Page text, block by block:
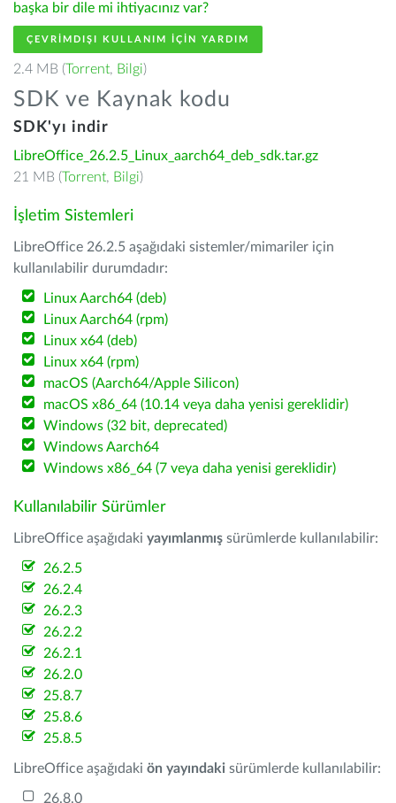
başka bir dile mi ihtiyacınız var?
ÇEVRIMDIŞI KULLANIM IÇIN YARDIM
2.4 MB (Torrent, Bilgi)
SDK ve Kaynak kodu
SDK'yı indir
LibreOffice_26.2.5_Linux_aarch64_deb_sdk.tar.gz
21 MB (Torrent, Bilgi)
İşletim Sistemleri
LibreOffice 26.2.5 aşağıdaki sistemler/mimariler için
kullanılabilir durumdadır:
Linux Aarch64 (deb)
Linux Aarch64 (rpm)
Linux x64 (deb)
Linux x64 (rpm)
macOS (Aarch64/Apple Silicon)
macOS x86_64 (10.14 veya daha yenisi gereklidir)
Windows (32 bit, deprecated)
Windows Aarch64
Windows x86_64 (7 veya daha yenisi gereklidir)
Kullanılabilir Sürümler
LibreOffice aşağıdaki yayımlanmış sürümlerde kullanılabilir:
26.2.5
26.2.4
26.2.3
26.2.2
26.2.1
26.2.0
25.8.7
25.8.6
25.8.5
LibreOffice aşağıdaki ön yayındaki sürümlerde kullanılabilir:
26.8.0